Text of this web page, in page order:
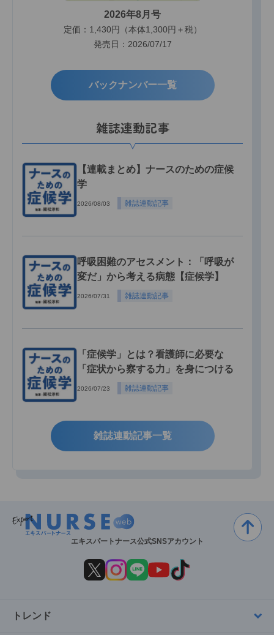
2026年8月号
定価：1,430円（本体1,300円＋税）
発売日：2026/07/17
バックナンバー一覧
雑誌連動記事
【連載まとめ】ナースのための症候
学
2026/08/03 雑誌連動記事
呼吸困難のアセスメント：「呼吸が
変だ」から考える病態【症候学】
2026/07/31 雑誌連動記事
「症候学」とは？看護師に必要な
「症状から察する力」を身につける
2026/07/23 雑誌連動記事
雑誌連動記事一覧
エキスパートナース公式SNSアカウント
トレンド